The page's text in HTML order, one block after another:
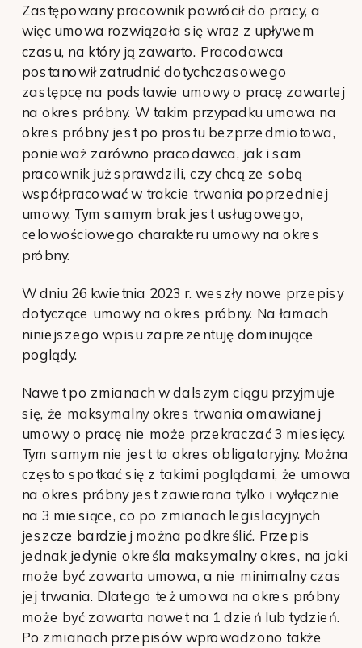
Zastępowany pracownik powrócił do pracy, a
więc umowa rozwiązała się wraz z upływem
czasu, na który ją zawarto. Pracodawca
postanowił zatrudnić dotychczasowego
zastępcę na podstawie umowy o pracę zawartej
na okres próbny. W takim przypadku umowa na
okres próbny jest po prostu bezprzedmiotowa,
ponieważ zarówno pracodawca, jak i sam
pracownik już sprawdzili, czy chcą ze sobą
współpracować w trakcie trwania poprzedniej
umowy. Tym samym brak jest usługowego,
celowościowego charakteru umowy na okres
próbny.
W dniu 26 kwietnia 2023 r. weszły nowe przepisy
dotyczące umowy na okres próbny. Na łamach
niniejszego wpisu zaprezentuję dominujące
poglądy.
Nawet po zmianach w dalszym ciągu przyjmuje
się, że maksymalny okres trwania omawianej
umowy o pracę nie może przekraczać 3 miesięcy.
Tym samym nie jest to okres obligatoryjny. Można
często spotkać się z takimi poglądami, że umowa
na okres próbny jest zawierana tylko i wyłącznie
na 3 miesiące, co po zmianach legislacyjnych
jeszcze bardziej można podkreślić. Przepis
jednak jedynie określa maksymalny okres, na jaki
może być zawarta umowa, a nie minimalny czas
jej trwania. Dlatego też umowa na okres próbny
może być zawarta nawet na 1 dzień lub tydzień.
Po zmianach przepisów wprowadzono także